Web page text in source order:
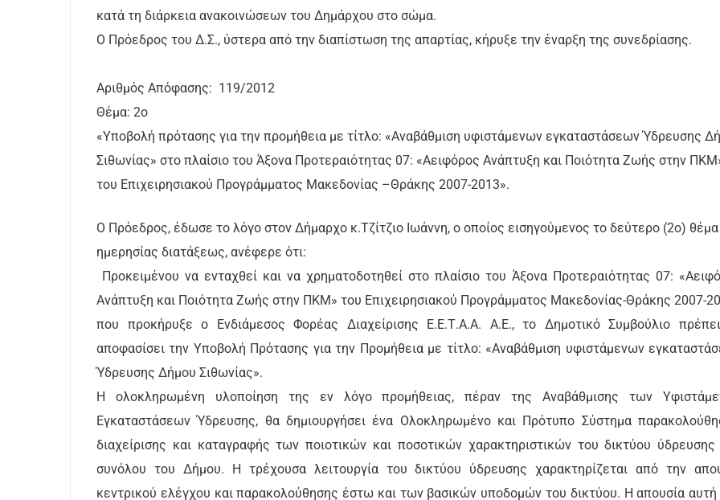
κατά τη διάρκεια ανακοινώσεων του Δημάρχου στο σώμα.
Ο Πρόεδρος του Δ.Σ., ύστερα από την διαπίστωση της απαρτίας, κήρυξε την έναρξη της συνεδρίασης.
Αριθμός Απόφασης: 119/2012
Θέμα: 2ο
«Υποβολή πρότασης για την προμήθεια με τίτλο: «Αναβάθμιση υφιστάμενων εγκαταστάσεων Ύδρευσης
Σιθωνίας» στο πλαίσιο του Άξονα Προτεραιότητας 07: «Αειφόρος Ανάπτυξη και Ποιότητα Ζωής στην
του Επιχειρησιακού Προγράμματος Μακεδονίας –Θράκης 2007-2013».
Ο Πρόεδρος, έδωσε το λόγο στον Δήμαρχο κ.Τζίτζιο Ιωάννη, ο οποίος εισηγούμενος το δεύτερο (2ο)
ημερησίας διατάξεως, ανέφερε ότι:
Προκειμένου να ενταχθεί και να χρηματοδοτηθεί στο πλαίσιο του Άξονα Προτεραιότητας 07:
Ανάπτυξη και Ποιότητα Ζωής στην ΠΚΜ» του Επιχειρησιακού Προγράμματος Μακεδονίας-Θράκης 2007-
που προκήρυξε ο Ενδιάμεσος Φορέας Διαχείρισης Ε.Ε.Τ.Α.Α. Α.Ε., το Δημοτικό Συμβούλιο
αποφασίσει την Υποβολή Πρότασης για την Προμήθεια με τίτλο: «Αναβάθμιση υφιστάμενων
Ύδρευσης Δήμου Σιθωνίας».
Η ολοκληρωμένη υλοποίηση της εν λόγο προμήθειας, πέραν της Αναβάθμισης των
Εγκαταστάσεων Ύδρευσης, θα δημιουργήσει ένα Ολοκληρωμένο και Πρότυπο Σύστημα
διαχείρισης και καταγραφής των ποιοτικών και ποσοτικών χαρακτηριστικών του δικτύου ύδρευσης
συνόλου του Δήμου. Η τρέχουσα λειτουργία του δικτύου ύδρευσης χαρακτηρίζεται από την
κεντρικού ελέγχου και παρακολούθησης έστω και των βασικών υποδομών του δικτύου. Η απουσία